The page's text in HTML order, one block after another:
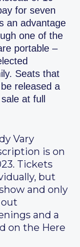
for seven
an advantage
one of the
portable –
Seats that
released a
at full
Vary
is on
Tickets
but
and only
and a
on the Here